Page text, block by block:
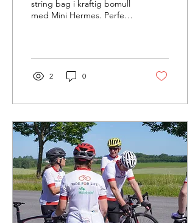
string bag i kraftig bomull
med Mini Hermes. Perfekt
2 0